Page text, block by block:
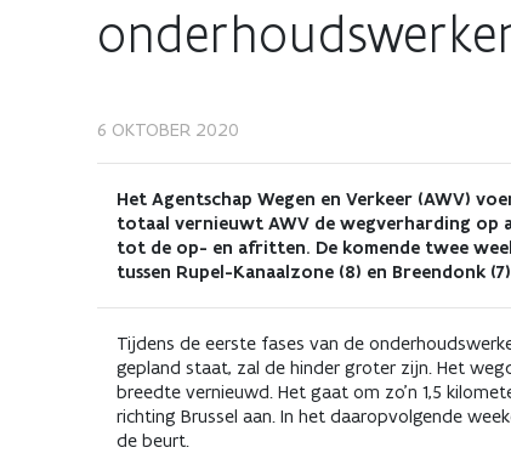
Twee
weekends
hinder
op
A12
6 OKTOBER 2020
Het Agentschap Wegen en Verkeer (AWV)
totaal vernieuwt AWV de wegverharding op
tot de op- en afritten. De komende twee
tussen Rupel-Kanaalzone (8) en Breendonk
Tijdens de eerste fases van de
gepland staat, zal de hinder groter zijn. Het
breedte vernieuwd. Het gaat om zo’n 1,5
richting Brussel aan. In het daaropvolgende
de beurt.